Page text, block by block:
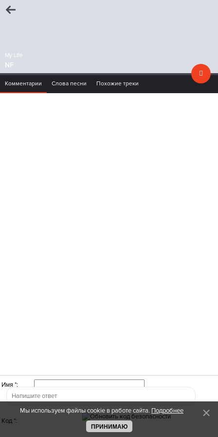
My Life
NF
Комментарии Слова песни Похожие треки
Имя *:
Код *:
Мы используем файлы cookie в работе сайта. Подробнее
ПРИНИМАЮ